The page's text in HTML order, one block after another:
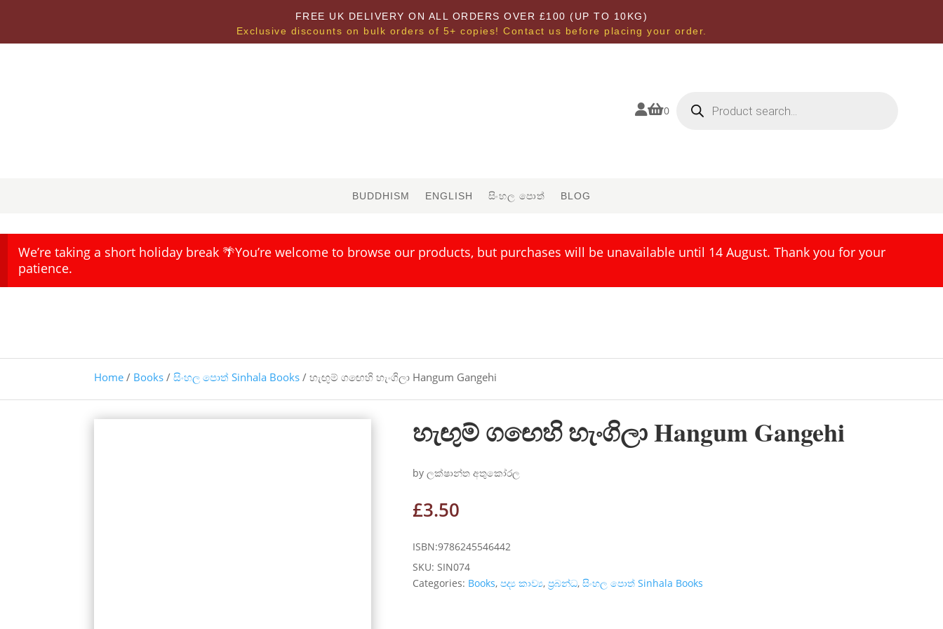
FREE UK DELIVERY ON ALL ORDERS OVER £100 (UP TO 10KG)
Exclusive discounts on bulk orders of 5+ copies! Contact us before placing your order.
0 search
BUDDHISM ENGLISH සිංහල පොත් BLOG
We’re taking a short holiday break 🌴You’re welcome to browse our products, but purchases will be unavailable until 14 August. Thank you for your
patience.
Home / Books /සිංහල පොත් Sinhala Books / හැඟුම් ගඟෙහි හැංගිලා Hangum Gangehi
හැඟුම් ගඟෙහි හැංගිලා Hangum Gangehi
by ලක්ෂාන්ත අතුකෝරල
£3.50
ISBN:9786245546442
SKU:SIN074
Categories: Books,පද්‍ය කාව්‍ය,ප්‍රබන්ධ,සිංහල පොත් Sinhala Books